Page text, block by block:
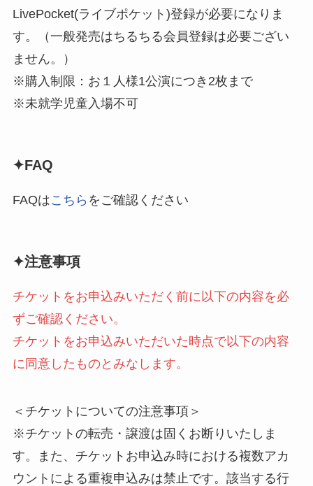
LivePocket(ライブポケット)登録が必要になりま
す。（一般発売はちるちる会員登録は必要ござい
ません。）
※購入制限：お１人様1公演につき2枚まで
※未就学児童入場不可
✦FAQ
FAQはこちら をご確認ください
✦注意事項
チケットをお申込みいただく前に以下の内容を必
ずご確認ください。
チケットをお申込みいただいた時点で以下の内容
に同意したものとみなします。
＜チケットについての注意事項＞
※チケットの転売・譲渡は固くお断りいたしま
す。また、チケットお申込み時における複数アカ
ウントによる重複申込みは禁止です。該当する行